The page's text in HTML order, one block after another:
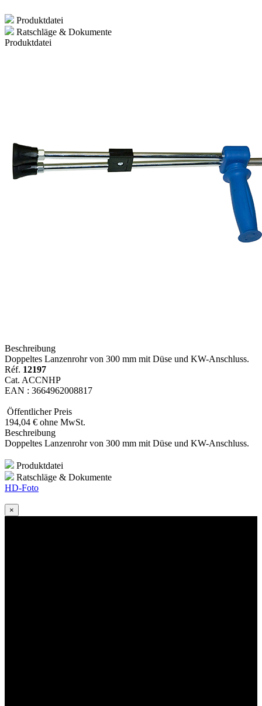
Produktdatei
Ratschläge & Dokumente
Produktdatei
Beschreibung
Doppeltes Lanzenrohr von 300 mm mit Düse und KW-Anschluss.
Réf. 12197
Cat. ACCNHP
EAN : 3664962008817
Öffentlicher Preis
194,04 € ohne MwSt.
Beschreibung
Doppeltes Lanzenrohr von 300 mm mit Düse und KW-Anschluss.
Produktdatei
Ratschläge & Dokumente
HD-Foto
×